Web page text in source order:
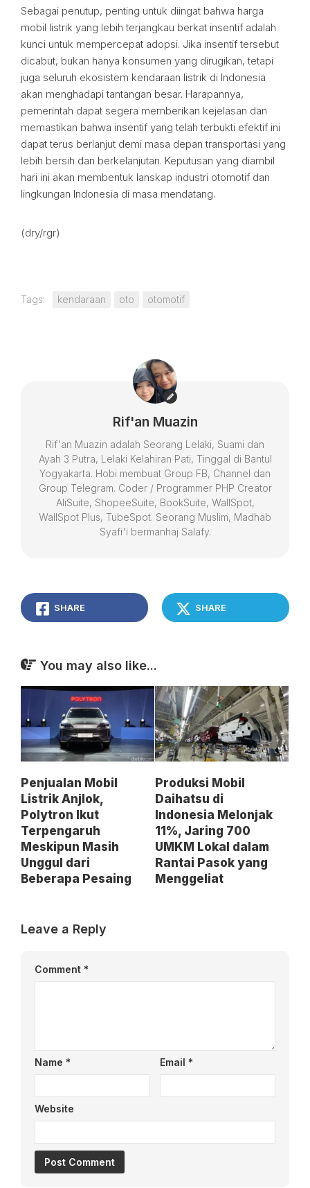
Sebagai penutup, penting untuk diingat bahwa harga
mobil listrik yang lebih terjangkau berkat insentif adalah
kunci untuk mempercepat adopsi. Jika insentif tersebut
dicabut, bukan hanya konsumen yang dirugikan, tetapi
juga seluruh ekosistem kendaraan listrik di Indonesia
akan menghadapi tantangan besar. Harapannya,
pemerintah dapat segera memberikan kejelasan dan
memastikan bahwa insentif yang telah terbukti efektif ini
dapat terus berlanjut demi masa depan transportasi yang
lebih bersih dan berkelanjutan. Keputusan yang diambil
hari ini akan membentuk lanskap industri otomotif dan
lingkungan Indonesia di masa mendatang.
(dry/rgr)
Tags: kendaraan oto otomotif
Rif'an Muazin
Rif'an Muazin adalah Seorang Lelaki, Suami dan
Ayah 3 Putra, Lelaki Kelahiran Pati, Tinggal di Bantul
Yogyakarta. Hobi membuat Group FB, Channel dan
Group Telegram. Coder / Programmer PHP Creator
AliSuite, ShopeeSuite, BookSuite, WallSpot,
WallSpot Plus, TubeSpot. Seorang Muslim, Madhab
Syafi'i bermanhaj Salafy.
SHARE SHARE
You may also like...
Penjualan Mobil
Listrik Anjlok,
Polytron Ikut
Terpengaruh
Meskipun Masih
Unggul dari
Beberapa Pesaing
Produksi Mobil
Daihatsu di
Indonesia Melonjak
11%, Jaring 700
UMKM Lokal dalam
Rantai Pasok yang
Menggeliat
Leave a Reply
Comment *
Name * Email *
Website